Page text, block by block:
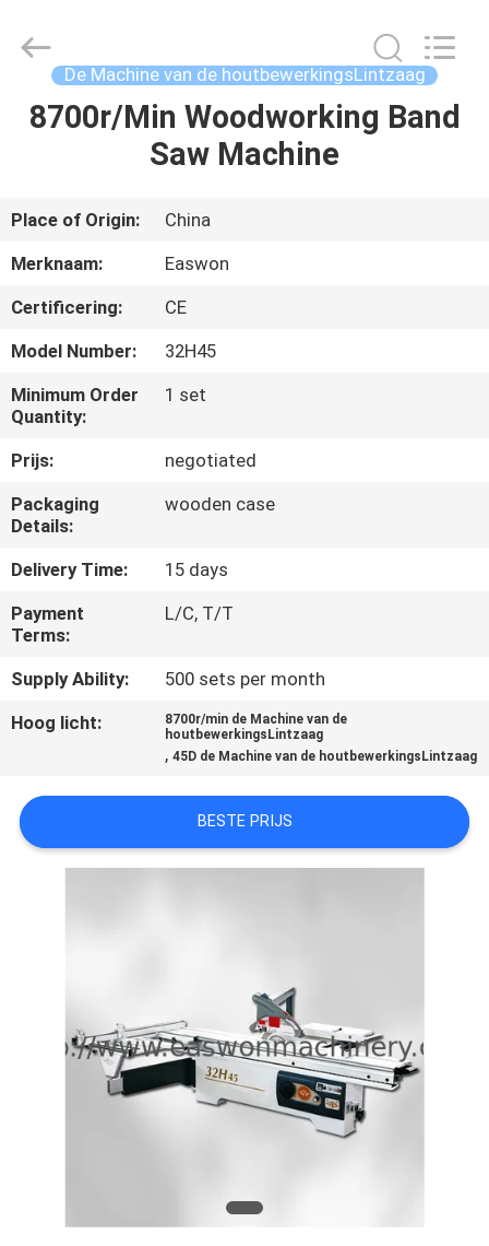
HUIS
ONGEVEER
ONS
FABRIEKSREIS
KWALITEITSCONTROLE
CONTACTEER
ONS
NIEUWS
VERZOEK
OM EEN
SITEMAP
Export
Rights
Reserved.
De Machine van de houtbewerkingsLintzaag
8700r/Min Woodworking Band
Saw Machine
Place of Origin:
China
Merknaam:
Easwon
Certificering:
CE
Model Number:
32H45
Minimum Order
Quantity:
1 set
Prijs:
negotiated
Packaging
Details:
wooden case
Delivery Time:
15 days
Payment
Terms:
L/C, T/T
Supply Ability:
500 sets per month
Hoog licht:
8700r/min de Machine van de
houtbewerkingsLintzaag
,45D de Machine van de houtbewerkingsLintzaag
BESTE PRIJS